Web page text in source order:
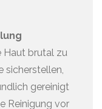
Haut brutal zu
sicherstellen,
gereinigt
Reinigung vor